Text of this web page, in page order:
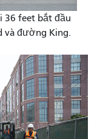
36 feet bắt đầu
và đường King.